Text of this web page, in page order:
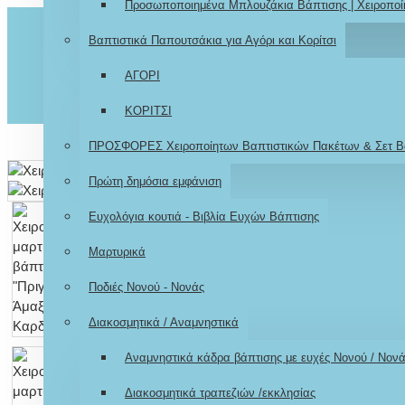
Προσωποποιημένα Μπλουζάκια Βάπτισης |
Βαπτιστικά Παπουτσάκια για Αγόρι και Κορίτσι
ΑΓΟΡΙ
ΚΟΡΙΤΣΙ
ΠΡΟΣΦΟΡΕΣ Χειροποίητων Βαπτιστικών Πακέτων & Σετ
Πρώτη δημόσια εμφάνιση
Ευχολόγια κουτιά - Βιβλία Ευχών Βάπτισης
Μαρτυρικά
Ποδιές Νονού - Νονάς
Διακοσμητικά / Αναμνηστικά
Αναμνηστικά κάδρα βάπτισης με ευχές Νονού /
Διακοσμητικά τραπεζιών /εκκλησίας